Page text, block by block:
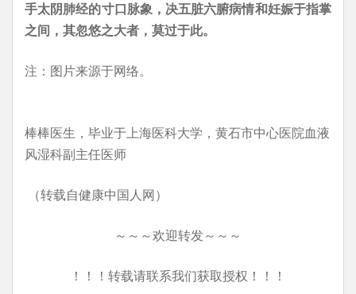
手太阴肺经的寸口脉象，决五脏六腑病情和妊娠于指掌
之间，其忽悠之大者，莫过于此。
注：图片来源于网络。
棒棒医生，毕业于上海医科大学，黄石市中心医院血液
风湿科副主任医师
（转载自健康中国人网）
～～～欢迎转发～～～
！！！转载请联系我们获取授权！！！